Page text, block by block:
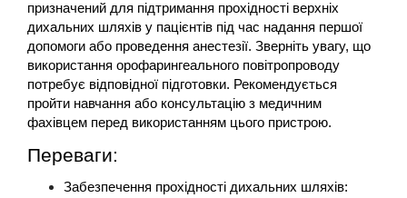
призначений для підтримання прохідності верхніх
дихальних шляхів у пацієнтів під час надання першої
допомоги або проведення анестезії. Зверніть увагу, що
використання орофарингеального повітропроводу
потребує відповідної підготовки. Рекомендується
пройти навчання або консультацію з медичним
фахівцем перед використанням цього пристрою.
Переваги:
Забезпечення прохідності дихальних шляхів: